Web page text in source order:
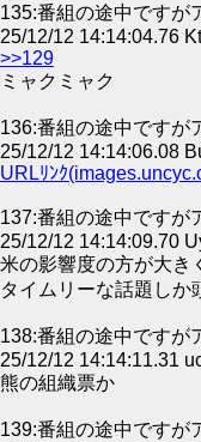
135:番組の途中ですが
25/12/12 14:14:04.76
>>129
ミャクミャク
136:番組の途中ですが
25/12/12 14:14:06.08
URLﾘﾝｸ
137:番組の途中ですが
25/12/12 14:14:09.70
米の影響度の方が大き
タイムリーな話題しか
138:番組の途中ですが
25/12/12 14:14:11.31
熊の組織票か
139:番組の途中ですが